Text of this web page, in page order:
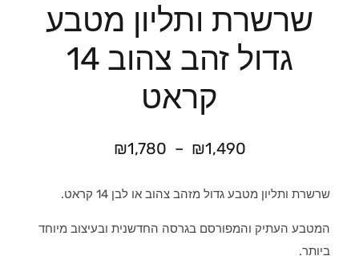
שרשרת ותליון מטבע
גדול זהב צהוב 14
קראט
₪1,490
–
₪1,780
שרשרת ותליון מטבע גדול מזהב צהוב או לבן 14 קראט.
המטבע העתיק והמפורסם בגרסה החדשנית ובעיצוב מיוחד
ביותר.